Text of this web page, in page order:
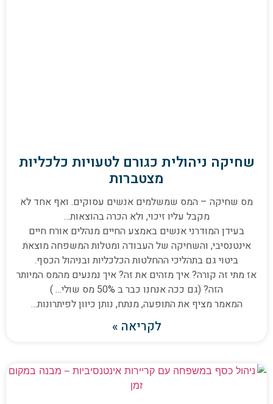
שחיקה ניהולית כגורם לטעויות כלכליות
מצטברות
מס שחיקה – המס שמשלמים אנשים עסוקים. ואף אחד לא
מקבל עליו זיכוי, ולא הכרה בהוצאות…
בעידן המודרני אנשים באמצע החיים מנהלים אורח חיים
אינטנסיבי, והשחיקה של העבודה ומטלות המשפחה מוצאת
ביטוי גם בתהליכי ההחלטות הכלכליות ובניהול הכסף.
אז מתי זה קורה? איך מזהים את זה? איך נמנעים מהמס המיותר
הזה? (גם ככה אנחנו כבר ב 50% מס שולי… )
המאמר מציף את התופעה, מנתח, נותן כיוון לפיתרונות…
לקריאה »